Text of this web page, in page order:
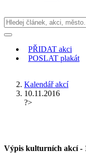
PŘIDAT akci
POSLAT plakát
Kalendář akcí
10.11.2016
?>
Výpis kulturních akcí -